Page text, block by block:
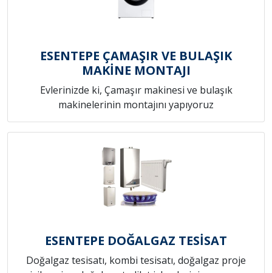
ESENTEPE ÇAMAŞIR VE BULAŞIK
MAKİNE MONTAJI
Evlerinizde ki, Çamaşır makinesi ve bulaşık
makinelerinin montajını yapıyoruz
ESENTEPE DOĞALGAZ TESİSAT
Doğalgaz tesisatı, kombi tesisatı, doğalgaz proje